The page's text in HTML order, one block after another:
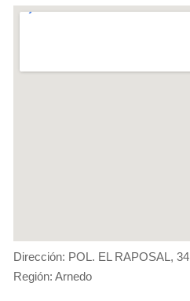
Dirección: POL. EL RAPOSAL, 34
Región: Arnedo